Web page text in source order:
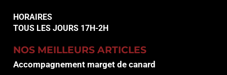
HORAIRES
TOUS LES JOURS 17H-2H
NOS MEILLEURS ARTICLES
Accompagnement marget de canard